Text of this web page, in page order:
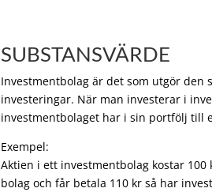
SUBSTANSVÄRDE
Investmentbolag är det som utgör
investeringar. När man investerar i
investmentbolaget har i sin portfölj till
Exempel:
Aktien i ett investmentbolag kostar
bolag och får betala 110 kr så har